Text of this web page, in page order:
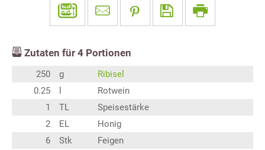
Zutaten für 4 Portionen
250 g
Ribisel
0.25
Rotwein
1
TL
Speisestärke
2
EL
Honig
6
Stk Feigen